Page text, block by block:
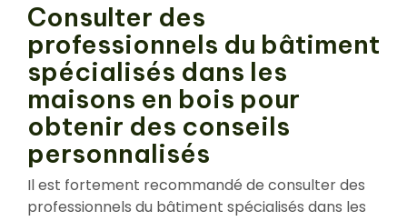
Consulter des
professionnels du bâtiment
spécialisés dans les
maisons en bois pour
obtenir des conseils
personnalisés
Il est fortement recommandé de consulter des
professionnels du bâtiment spécialisés dans les